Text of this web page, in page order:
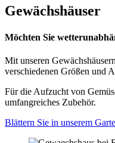
Gewächshäuser
Möchten Sie
Mit unseren
verschiedenen Größen und
Für die Aufzucht von
umfangreiches Zubehör.
Blättern Sie in unserem